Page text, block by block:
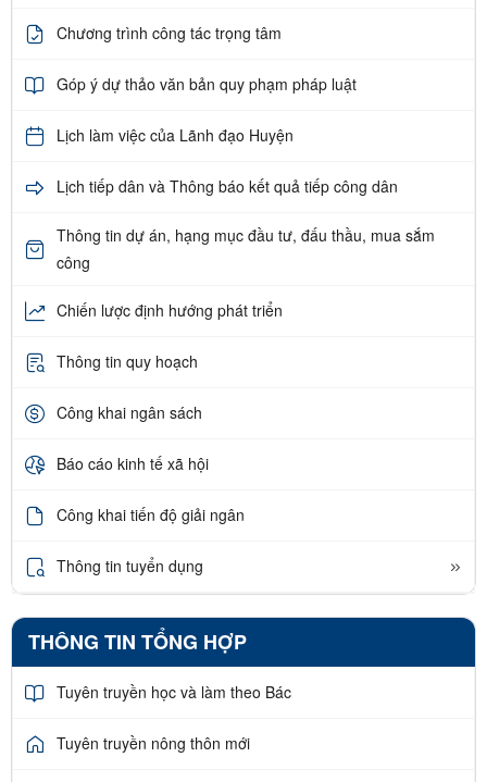
Chương trình công tác trọng tâm
Góp ý dự thảo văn bản quy phạm pháp luật
Lịch làm việc của Lãnh đạo Huyện
Lịch tiếp dân và Thông báo kết quả tiếp công dân
Thông tin dự án, hạng mục đầu tư, đấu thầu, mua sắm
công
Chiến lược định hướng phát triển
Thông tin quy hoạch
Công khai ngân sách
Báo cáo kinh tế xã hội
Công khai tiến độ giải ngân
Thông tin tuyển dụng
THÔNG TIN TỔNG HỢP
Tuyên truyền học và làm theo Bác
Tuyên truyền nông thôn mới